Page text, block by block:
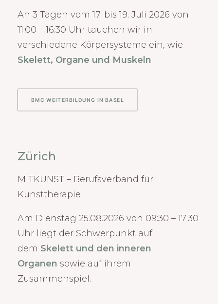
An 3 Tagen vom 17. bis 19. Juli 2026 von
11:00 – 16:30 Uhr tauchen wir in
verschiedene Körpersysteme ein, wie
Skelett, Organe und Muskeln.
BMC WEITERBILDUNG IN BASEL
Zürich
MITKUNST – Berufsverband für
Kunsttherapie
Am Dienstag 25.08.2026 von 09:30 – 17:30
Uhr liegt der Schwerpunkt auf
dem Skelett und den inneren
Organen sowie auf ihrem
Zusammenspiel.